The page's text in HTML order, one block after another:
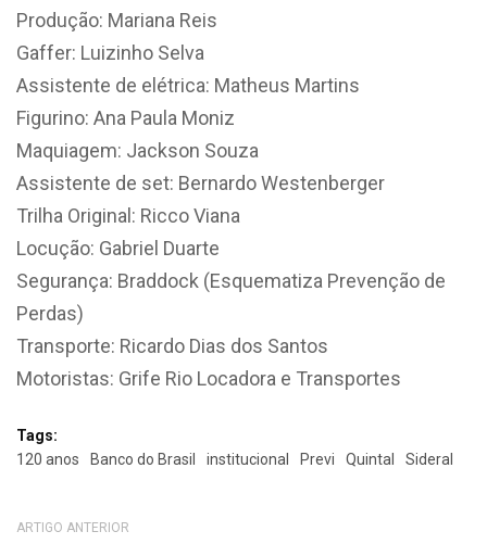
Produção: Mariana Reis
Gaffer: Luizinho Selva
Assistente de elétrica: Matheus Martins
Figurino: Ana Paula Moniz
Maquiagem: Jackson Souza
Assistente de set: Bernardo Westenberger
Trilha Original: Ricco Viana
Locução: Gabriel Duarte
Segurança: Braddock (Esquematiza Prevenção de
Perdas)
Transporte: Ricardo Dias dos Santos
Motoristas: Grife Rio Locadora e Transportes
Tags:
120 anos
Banco do Brasil institucional Previ Quintal Sideral
ARTIGO ANTERIOR